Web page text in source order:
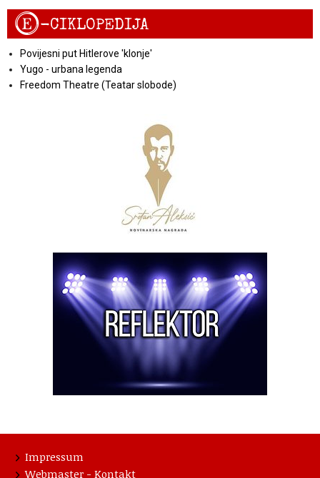
E-CIKLOPEDIJA
Povijesni put Hitlerove 'klonje'
Yugo - urbana legenda
Freedom Theatre (Teatar slobode)
Impressum
Webmaster - Kontakt